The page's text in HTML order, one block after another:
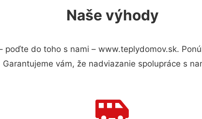
Naše výhody
poďte do toho s nami – www.teplydomov.sk.
vám, že nadviazanie spolupráce s